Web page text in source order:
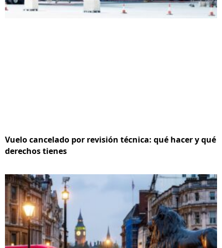
Vuelo cancelado por revisión técnica: qué hacer y qué
derechos tienes